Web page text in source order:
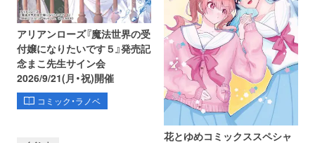
アリアンローズ『魔法世界の受
付嬢になりたいです５』発売記
念まこ先生サイン会
2026/9/21(月・祝)開催
コミック・ラノベ
花とゆめコミックススペシャ